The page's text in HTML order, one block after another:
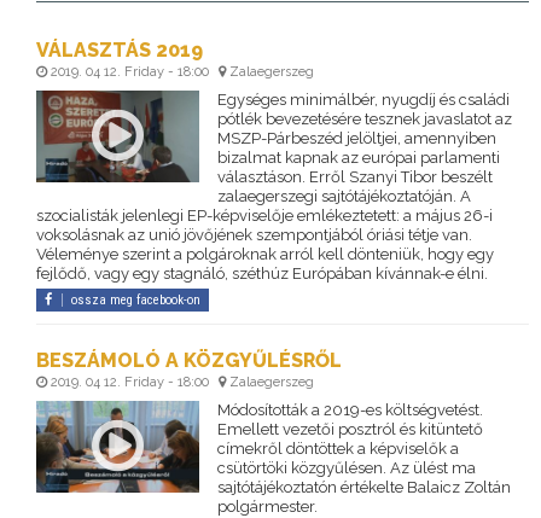
VÁLASZTÁS 2019
2019. 04 12. Friday - 18:00 Zalaegerszeg
Egységes minimálbér, nyugdíj és családi
pótlék bevezetésére tesznek javaslatot az
MSZP-Párbeszéd jelöltjei, amennyiben
bizalmat kapnak az európai parlamenti
választáson. Erről Szanyi Tibor beszélt
zalaegerszegi sajtótájékoztatóján. A
szocialisták jelenlegi EP-képviselője emlékeztetett: a május 26-i
voksolásnak az unió jövőjének szempontjából óriási tétje van.
Véleménye szerint a polgároknak arról kell dönteniük, hogy egy
fejlődő, vagy egy stagnáló, széthúz Európában kívánnak-e élni.
ossza meg facebook-on
BESZÁMOLÓ A KÖZGYŰLÉSRŐL
2019. 04 12. Friday - 18:00 Zalaegerszeg
Módosították a 2019-es költségvetést.
Emellett vezetői posztról és kitüntető
címekről döntöttek a képviselők a
csütörtöki közgyűlésen. Az ülést ma
sajtótájékoztatón értékelte Balaicz Zoltán
polgármester.